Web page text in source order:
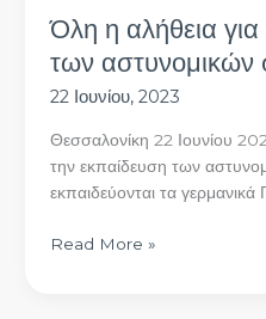
Όλη η αλήθεια
των αστυνομικών
22 Ιουνίου, 2023
Θεσσαλονίκη 22 Ιουνίου
την εκπαίδευση των
εκπαιδεύονται τα γερμανικά
Read More »